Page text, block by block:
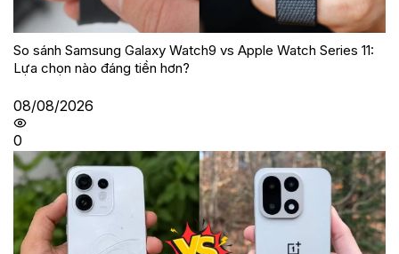
So sánh Samsung Galaxy Watch9 vs Apple Watch Series 11:
Lựa chọn nào đáng tiền hơn?
08/08/2026
0